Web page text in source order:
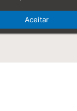
Aceitar